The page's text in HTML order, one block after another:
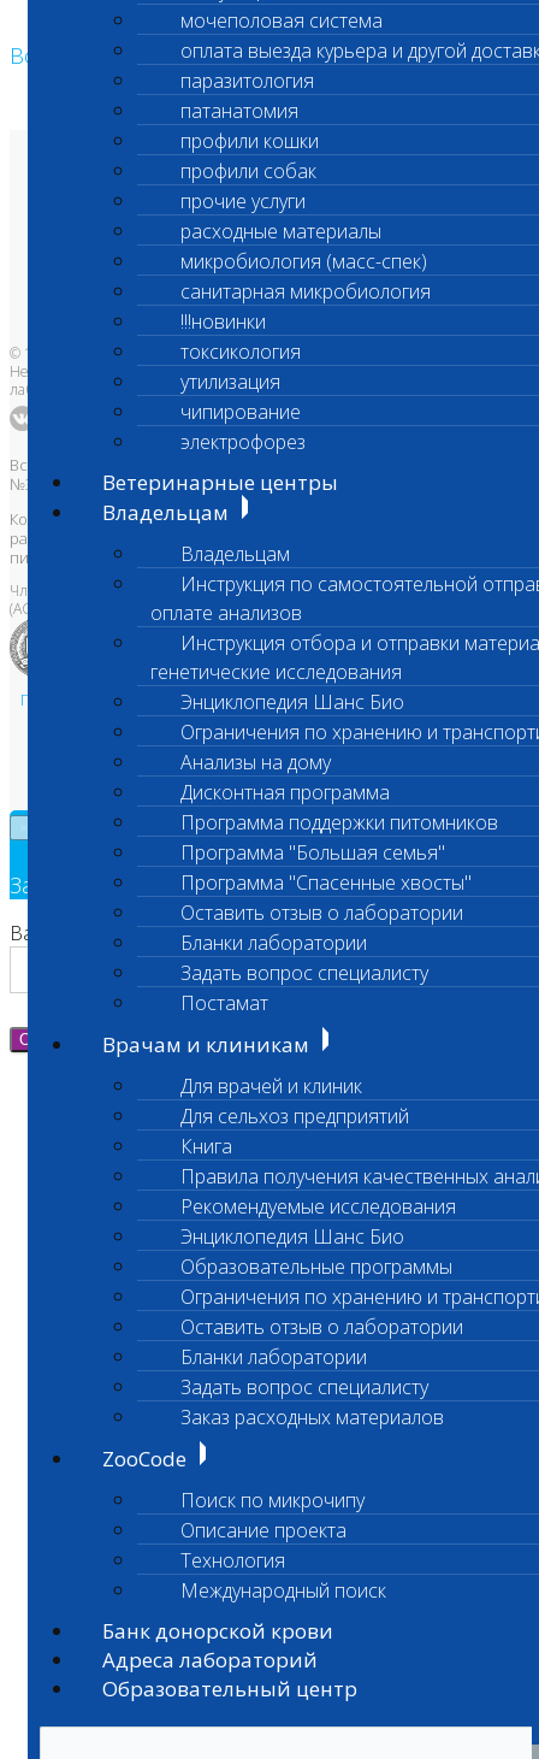
мочеполовая система
оплата выезда курьера и другой
паразитология
патанатомия
профили кошки
профили собак
прочие услуги
расходные материалы
микробиология (масс-спек)
санитарная микробиология
!!!новинки
токсикология
утилизация
чипирование
электрофорез
Ветеринарные центры
Владельцам
Владельцам
Инструкция по самостоятельной
оплате анализов
Инструкция отбора и отправки
генетические исследования
Энциклопедия Шанс Био
Ограничения по хранению и
Анализы на дому
Дисконтная программа
Программа поддержки питомников
Программа "Большая семья"
Программа "Спасенные хвосты"
Оставить отзыв о лаборатории
Бланки лаборатории
Задать вопрос специалисту
Постамат
Врачам и клиникам
Для врачей и клиник
Для сельхоз предприятий
Книга
Правила получения качественных
Рекомендуемые исследования
Энциклопедия Шанс Био
Образовательные программы
Ограничения по хранению и
Оставить отзыв о лаборатории
Бланки лаборатории
Задать вопрос специалисту
Заказ расходных материалов
ZooCode
Поиск по микрочипу
Описание проекта
Технология
Международный поиск
Банк донорской крови
Адреса лабораторий
Образовательный центр
Возврат к списку
О лаборатории
Анализы и цены
Ветеринарные центры
Владельцам
Врачам и клиникам
Бланки лаборатории
Банк донорской крови
Адреса лабораторий
© 1996-2026
Независимая ветеринарная
лаборатория Шанс Био
Все права защищены и охраняются законом. Товарный знак
№395740 от 2008 г. ООО "ШАНС БИО"
Копирование, тиражирование, а также использование материалов,
размещенных на сайте
письменного разрешения Правообладателя
Член Национальной ветеринарной палаты
(АСРО НВП)
Политика в области персональных данных и конфиденциальности
Пользовательское соглашение
Техническая поддержка
Заявка на обратный звонок
Ваш номер телефона
Отправить